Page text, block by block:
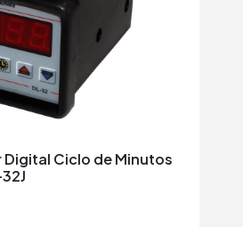
Digital Ciclo de Minutos